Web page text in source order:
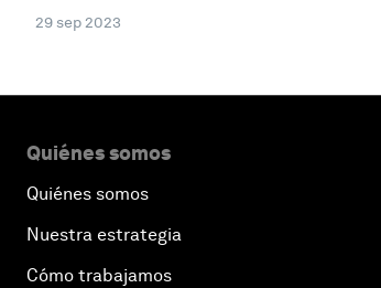
29 sep 2023
Quiénes somos
Quiénes somos
Nuestra estrategia
Cómo trabajamos